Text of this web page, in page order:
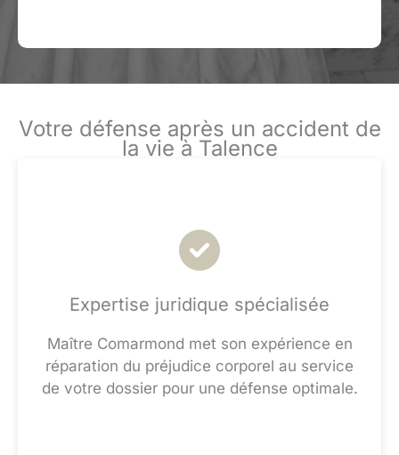
Votre défense après un accident de
la vie à Talence
Expertise juridique spécialisée
Maître Comarmond met son expérience en
réparation du préjudice corporel au service
de votre dossier pour une défense optimale.